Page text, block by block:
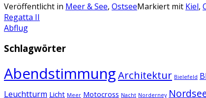
Veröffentlicht in Meer & See, OstseeMarkiert mit Kiel,
Artikel-
Navigation
Regatta II
Abflug
Schlagwörter
AbendstimmungArchitektur Bielefeld
Leuchtturm Licht Meer Motocross Nacht Norderney